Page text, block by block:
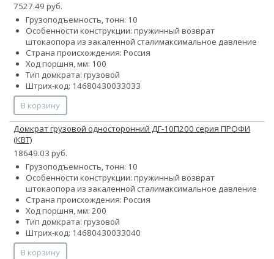
7527.49 руб.
Грузоподъемность, тонн: 10
Особенности конструкции: пружинный возврат
штокаопора из закаленной сталимаксимальное давление
Страна происхождения: Россия
Ход поршня, мм: 100
Тип домкрата: грузовой
Штрих-код: 14680430033033
В корзину
Домкрат грузовой односторонний ДГ-10П200 серия ПРОФИ
(КВТ)
18649.03 руб.
Грузоподъемность, тонн: 10
Особенности конструкции: пружинный возврат
штокаопора из закаленной сталимаксимальное давление
Страна происхождения: Россия
Ход поршня, мм: 200
Тип домкрата: грузовой
Штрих-код: 14680430033040
В корзину